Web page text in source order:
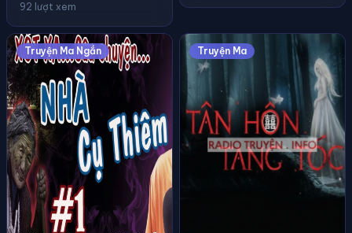
92 lượt xem
Truyện Ma Ngắn Truyện Ma